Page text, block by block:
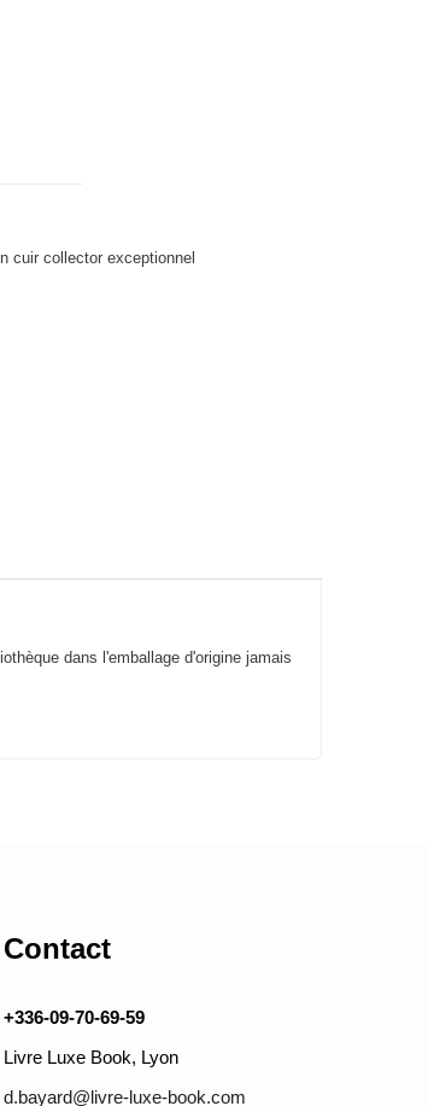
cuir collector exceptionnel
dans l'emballage d'origine jamais
Contact
+336-09-70-69-59
Livre Luxe Book, Lyon
d.bayard@livre-luxe-book.com